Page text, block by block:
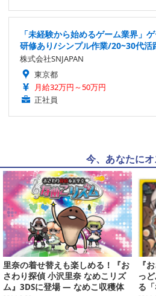
「未経験から始めるゲーム業界」
研修あり/シンプル作業/20~30代活
株式会社SNJAPAN
東京都
月給32万円～50万円
正社員
今、あなたに
里奈の着せ替えも楽しめる！『お
さわり探偵 小沢里奈 なめこリズ
ム』3DSに登場 ― なめこ収穫体
『
っ
る